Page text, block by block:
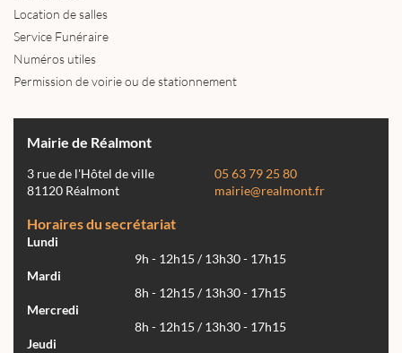
Location de salles
Service Funéraire
Numéros utiles
Permission de voirie ou de stationnement
Mairie de Réalmont
3 rue de l'Hôtel de ville
81120 Réalmont
05 63 79 25 80
mairie@realmont.fr
Horaires du secrétariat
Lundi
9h - 12h15 / 13h30 - 17h15
Mardi
8h - 12h15 / 13h30 - 17h15
Mercredi
8h - 12h15 / 13h30 - 17h15
Jeudi